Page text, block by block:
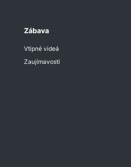
Zábava
Vtipné videá
Zaujímavosti